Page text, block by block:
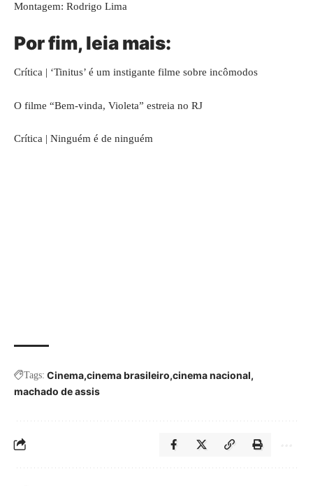
Montagem: Rodrigo Lima
Por fim, leia mais:
Crítica | ‘Tinitus’ é um instigante filme sobre incômodos
O filme “Bem-vinda, Violeta” estreia no RJ
Crítica | Ninguém é de ninguém
Tags: Cinema cinema brasileiro cinema nacional
machado de assis